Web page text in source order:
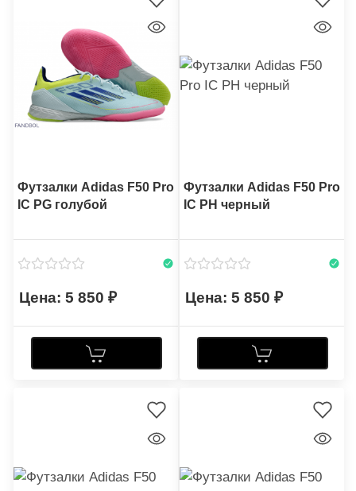
Футзалки Adidas F50 Pro
IC PG голубой
5 850
Футзалки Adidas F50 Pro
IC PH черный
5 850